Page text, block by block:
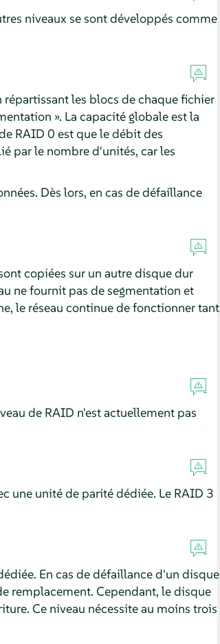
niveaux se sont développés comme
les blocs de chaque fichier
». La capacité globale est la
RAID 0 est que le débit des
par le nombre d'unités, car les
Dès lors, en cas de défaillance
copiées sur un autre disque dur
ne fournit pas de segmentation et
le réseau continue de fonctionner tant
de RAID n'est actuellement pas
une unité de parité dédiée. Le RAID 3
En cas de défaillance d'un disque
remplacement. Cependant, le disque
Ce niveau nécessite au moins trois